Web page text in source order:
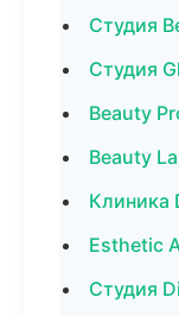
Студия
Студия
Beauty
Beauty
Клиника
Esthetic
Студия